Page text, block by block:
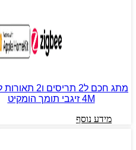
4M זיגבי תומך הומקיט
מידע נוסף